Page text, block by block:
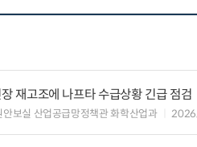
재고조에 나프타 수급상황 긴급 점검
보실 산업공급망정책관 화학산업과